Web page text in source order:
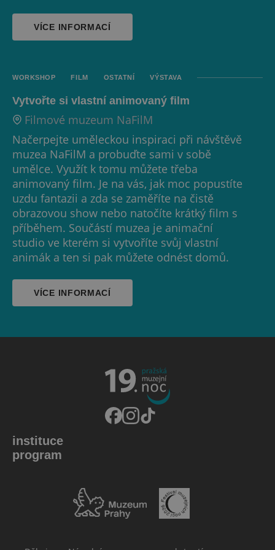
VÍCE INFORMACÍ
WORKSHOP FILM OSTATNÍ VÝSTAVA
Vytvořte si vlastní animovaný film
Filmové muzeum NaFilM
Načerpejte uměleckou inspiraci při návštěvě
muzea NaFilM a probuďte sami v sobě
umělce. Využít k tomu můžete třeba
animovaný film. Je na vás, jak moc popustíte
uzdu fantazii a zda se zaměříte na čistě
obrazovou show nebo natočíte krátký film s
příběhem. Součástí muzea je animační
studio ve kterém si vytvoříte svůj vlastní
animák a ten si pak můžete odnést domů.
VÍCE INFORMACÍ
instituce
program